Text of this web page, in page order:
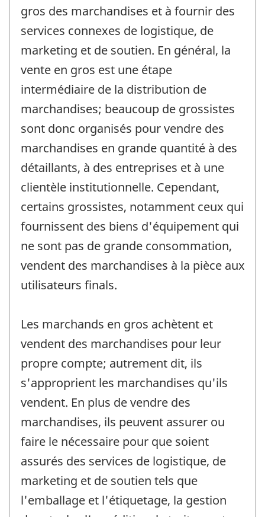
gros des marchandises et à fournir des
services connexes de logistique, de
marketing et de soutien. En général, la
vente en gros est une étape
intermédiaire de la distribution de
marchandises; beaucoup de grossistes
sont donc organisés pour vendre des
marchandises en grande quantité à des
détaillants, à des entreprises et à une
clientèle institutionnelle. Cependant,
certains grossistes, notamment ceux qui
fournissent des biens d'équipement qui
ne sont pas de grande consommation,
vendent des marchandises à la pièce aux
utilisateurs finals.
Les marchands en gros achètent et
vendent des marchandises pour leur
propre compte; autrement dit, ils
s'approprient les marchandises qu'ils
vendent. En plus de vendre des
marchandises, ils peuvent assurer ou
faire le nécessaire pour que soient
assurés des services de logistique, de
marketing et de soutien tels que
l'emballage et l'étiquetage, la gestion